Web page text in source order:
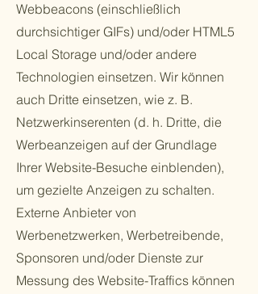
Webbeacons (einschließlich
durchsichtiger GIFs) und/oder HTML5
Local Storage und/oder andere
Technologien einsetzen. Wir können
auch Dritte einsetzen, wie z. B.
Netzwerkinserenten (d. h. Dritte, die
Werbeanzeigen auf der Grundlage
Ihrer Website-Besuche einblenden),
um gezielte Anzeigen zu schalten.
Externe Anbieter von
Werbenetzwerken, Werbetreibende,
Sponsoren und/oder Dienste zur
Messung des Website-Traffics können